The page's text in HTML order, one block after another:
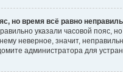
но время всё равно
указали часовой пояс,
неверное, значит,
администратора для